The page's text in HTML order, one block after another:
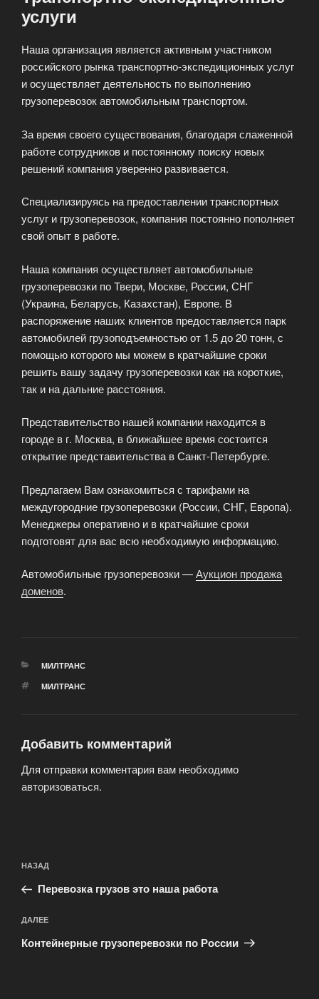
услуги
Наша организация является активным участником
российского рынка транспортно-экспедиционных услуг
и осуществляет деятельность по выполнению
грузоперевозок автомобильным транспортом.
За время своего существования, благодаря слаженной
работе сотрудников и постоянному поиску новых
решений компания уверенно развивается.
Специализируясь на предоставлении транспортных
услуг и грузоперевозок, компания постоянно пополняет
свой опыт в работе.
Наша компания осуществляет автомобильные
грузоперевозки по Твери, Москве, России, СНГ
(Украина, Беларусь, Казахстан), Европе. В
распоряжение наших клиентов предоставляется парк
автомобилей грузоподъемностью от 1.5 до 20 тонн, с
помощью которого мы можем в кратчайшие сроки
решить вашу задачу грузоперевозки как на короткие,
так и на дальние расстояния.
Представительство нашей компании находится в
городе в г. Москва, в ближайшее время состоится
открытие представительства в Санкт-Петербурге.
Предлагаем Вам ознакомиться с тарифами на
междугородние грузоперевозки (России, СНГ, Европа).
Менеджеры оперативно и в кратчайшие сроки
подготовят для вас всю необходимую информацию.
Автомобильные грузоперевозки —Аукцион продажа
доменов.
РУБРИКИ
МИЛТРАНС
МЕТКИ
МИЛТРАНС
Добавить комментарий
Для отправки комментария вам необходимо
авторизоваться.
по
записям
Предыдущая
запись:
НАЗАД
Перевозка грузов это наша работа
Следующая
запись
ДАЛЕЕ
Контейнерные грузоперевозки по России